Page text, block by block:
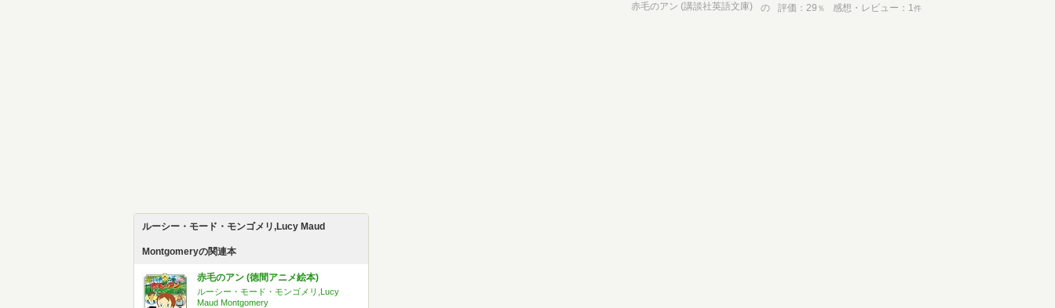
ルーシー・モード・モンゴメリ,Lucy Maud
Montgomeryの関連本
赤毛のアン (徳間アニメ絵本)
ルーシー・モード・モンゴメリ,Lucy
Maud Montgomery
赤毛のアン (講談社英語文庫) の 評価 29 ％ 感想・レビュー 1件